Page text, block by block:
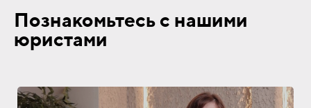
Познакомьтесь с нашими
юристами